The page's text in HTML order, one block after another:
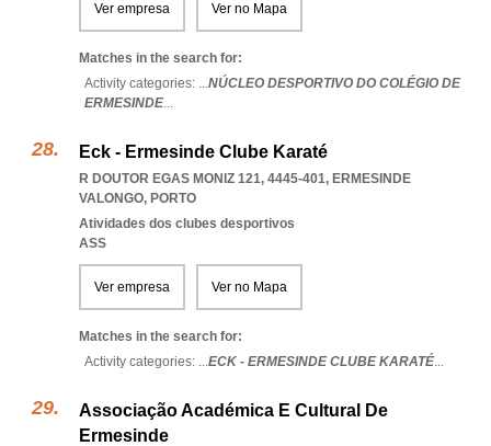
Ver empresa Ver no Mapa
Matches in the search for:
Activity categories: ...NÚCLEO DESPORTIVO DO COLÉGIO DE
ERMESINDE...
Eck - Ermesinde Clube Karaté
R DOUTOR EGAS MONIZ 121, 4445-401, ERMESINDE
VALONGO, PORTO
Atividades dos clubes desportivos
ASS
Ver empresa Ver no Mapa
Matches in the search for:
Activity categories: ...ECK - ERMESINDE CLUBE KARATÉ...
Associação Académica E Cultural De
Ermesinde